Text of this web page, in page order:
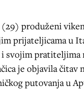
(29) produženi
prijateljicama u
svojim pratiteljima
je objavila čitav
putovanja u